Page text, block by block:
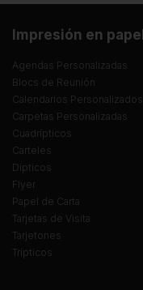
Impresión en papel
Agendas Personalizadas
Blocs de Reunión
Calendarios Personalizados
Carpetas Personalizadas
Cuadrípticos
Carteles
Dípticos
Flyer
Papel de Carta
Tarjetas de Visita
Tarjetones
Trípticos